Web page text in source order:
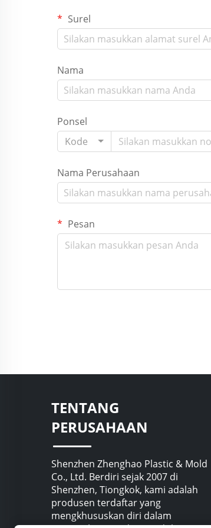
Surel
Nama
Ponsel
Kode
Nama Perusahaan
Pesan
TENTANG
PERUSAHAAN
Shenzhen Zhenghao Plastic & Mold
Co., Ltd. Berdiri sejak 2007 di
Shenzhen, Tiongkok, kami adalah
produsen terdaftar yang
mengkhususkan diri dalam